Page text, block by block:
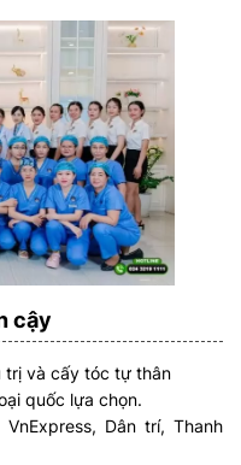
cậy
trị và cấy tóc tự thân
quốc lựa chọn.
Dân trí, Thanh